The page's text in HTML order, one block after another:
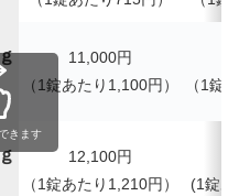
11,000円
（1錠あたり1,100円）
（1錠
12,100円
（1錠あたり1,210円）
(1錠あ
きます